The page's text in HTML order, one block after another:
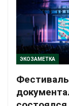
ЭКОЗАМЕТКА